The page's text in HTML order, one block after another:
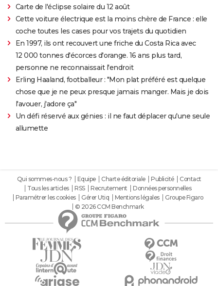
Carte de l'éclipse solaire du 12 août
Cette voiture électrique est la moins chère de France : elle
coche toutes les cases pour vos trajets du quotidien
En 1997, ils ont recouvert une friche du Costa Rica avec
12 000 tonnes d'écorces d'orange. 16 ans plus tard,
personne ne reconnaissait l'endroit
Erling Haaland, footballeur : "Mon plat préféré est quelque
chose que je ne peux presque jamais manger. Mais je dois
l'avouer, j'adore ça"
Un défi réservé aux génies : il ne faut déplacer qu'une seule
allumette
Qui sommes-nous ? Equipe Charte éditoriale Publicité
Contact
Tous les articles
RSS Recrutement
Données personnelles
Paramétrer les cookies
Gérer Utiq Mentions légales
Groupe Figaro
© 2026 CCM Benchmark